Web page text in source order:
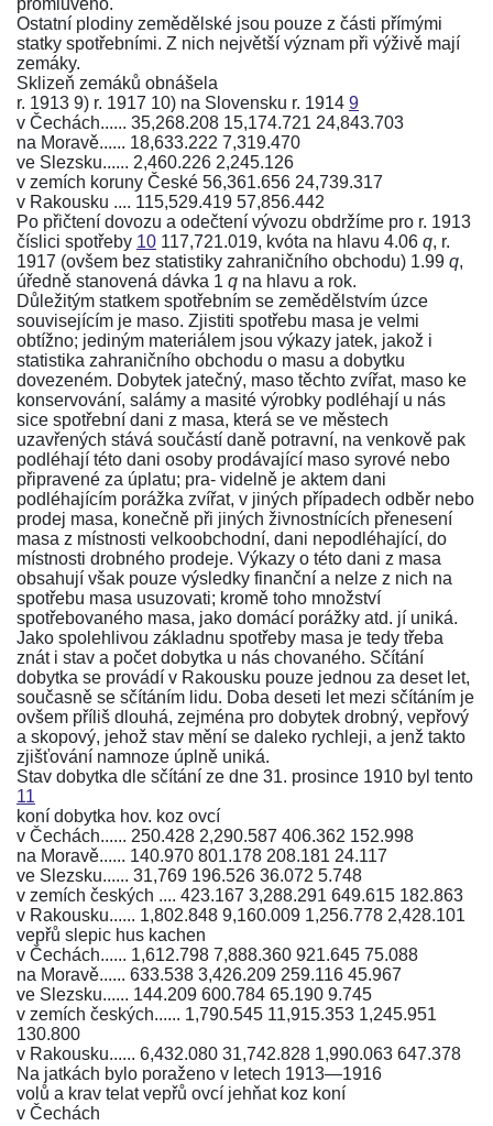
promluveno.
Ostatní plodiny zemědělské jsou pouze z části přímými
statky spotřebními. Z nich největší význam při výživě mají
zemáky.
Sklizeň zemáků obnášela
r. 1913 9) r. 1917 10) na Slovensku r. 1914 9
v Čechách...... 35,268.208 15,174.721 24,843.703
na Moravě...... 18,633.222 7,319.470
ve Slezsku...... 2,460.226 2,245.126
v zemích koruny České 56,361.656 24,739.317
v Rakousku .... 115,529.419 57,856.442
Po přičtení dovozu a odečtení vývozu obdržíme pro r. 1913
číslici spotřeby 10 117,721.019, kvóta na hlavu 4.06 q, r.
1917 (ovšem bez statistiky zahraničního obchodu) 1.99 q,
úředně stanovená dávka 1 q na hlavu a rok.
Důležitým statkem spotřebním se zemědělstvím úzce
souvisejícím je maso. Zjistiti spotřebu masa je velmi
obtížno; jediným materiálem jsou výkazy jatek, jakož i
statistika zahraničního obchodu o masu a dobytku
dovezeném. Dobytek jatečný, maso těchto zvířat, maso ke
konservování, salámy a masité výrobky podléhají u nás
sice spotřební dani z masa, která se ve městech
uzavřených stává součástí daně potravní, na venkově pak
podléhají této dani osoby prodávající maso syrové nebo
připravené za úplatu; pra- videlně je aktem dani
podléhajícím porážka zvířat, v jiných případech odběr nebo
prodej masa, konečně při jiných živnostnících přenesení
masa z místnosti velkoobchodní, dani nepodléhající, do
místnosti drobného prodeje. Výkazy o této dani z masa
obsahují však pouze výsledky finanční a nelze z nich na
spotřebu masa usuzovati; kromě toho množství
spotřebovaného masa, jako domácí porážky atd. jí uniká.
Jako spolehlivou základnu spotřeby masa je tedy třeba
znát i stav a počet dobytka u nás chovaného. Sčítání
dobytka se provádí v Rakousku pouze jednou za deset let,
současně se sčítáním lidu. Doba deseti let mezi sčítáním je
ovšem příliš dlouhá, zejména pro dobytek drobný, vepřový
a skopový, jehož stav mění se daleko rychleji, a jenž takto
zjišťování namnoze úplně uniká.
Stav dobytka dle sčítání ze dne 31. prosince 1910 byl tento
11
koní dobytka hov. koz ovcí
v Čechách...... 250.428 2,290.587 406.362 152.998
na Moravě...... 140.970 801.178 208.181 24.117
ve Slezsku...... 31,769 196.526 36.072 5.748
v zemích českých .... 423.167 3,288.291 649.615 182.863
v Rakousku...... 1,802.848 9,160.009 1,256.778 2,428.101
vepřů slepic hus kachen
v Čechách...... 1,612.798 7,888.360 921.645 75.088
na Moravě...... 633.538 3,426.209 259.116 45.967
ve Slezsku...... 144.209 600.784 65.190 9.745
v zemích českých...... 1,790.545 11,915.353 1,245.951
130.800
v Rakousku...... 6,432.080 31,742.828 1,990.063 647.378
Na jatkách bylo poraženo v letech 1913—1916
volů a krav telat vepřů ovcí jehňat koz koní
v Čechách